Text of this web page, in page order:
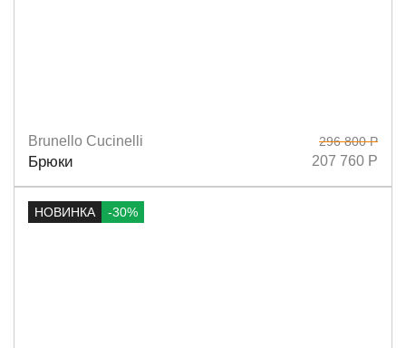
Размеры
Brunello Cucinelli
Брюки
296 800 Р
207 760 Р
НОВИНКА -30%